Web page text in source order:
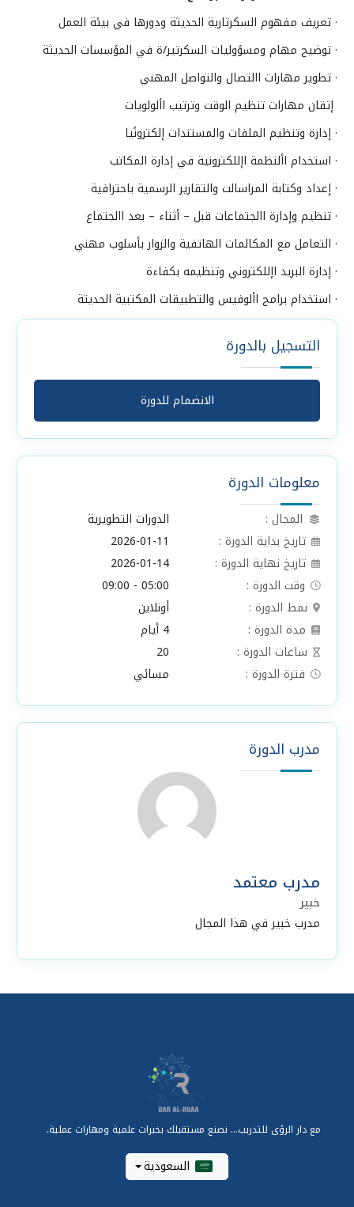
· تعريف مفهوم السكرتارية الحديثة ودورها في بيئة العمل
· توضيح مهام ومسؤوليات السكرتير/ة في المؤسسات الحديثة
· تطوير مهارات االتصال والتواصل المهني
إتقان مهارات تنظيم الوقت وترتيب األولويات
· إدارة وتنظيم الملفات والمستندات إلكترونًيا
· استخدام األنظمة اإللكترونية في إدارة المكاتب
· إعداد وكتابة المراسالت والتقارير الرسمية باحترافية
· تنظيم وإدارة االجتماعات قبل – أثناء – بعد االجتماع
· التعامل مع المكالمات الهاتفية والزوار بأسلوب مهني
· إدارة البريد اإللكتروني وتنظيمه بكفاءة
· استخدام برامج األوفيس والتطبيقات المكتبية الحديثة
التسجيل بالدورة
الانضمام للدورة
معلومات الدورة
المجال :
الدورات التطويرية
تاريخ بداية الدورة :
2026-01-11
تاريخ نهاية الدورة :
2026-01-14
وقت الدورة :
05:00 - 09:00
نمط الدورة :
أونلاين
مدة الدورة :
4 أيام
ساعات الدورة :
20
فترة الدورة :
مسائي
مدرب الدورة
مدرب معتمد
خبير
مدرب خبير في هذا المجال
مع دار الرؤى للتدريب... نصنع مستقبلك بخبرات علمية ومهارات عملية.
السعودية